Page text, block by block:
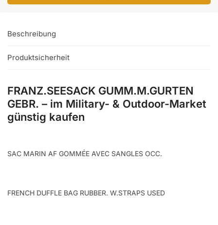
Beschreibung
Produktsicherheit
FRANZ.SEESACK GUMM.M.GURTEN
GEBR. – im Military- & Outdoor-Market
günstig kaufen
SAC MARIN AF GOMMÉE AVEC SANGLES OCC.
FRENCH DUFFLE BAG RUBBER. W.STRAPS USED